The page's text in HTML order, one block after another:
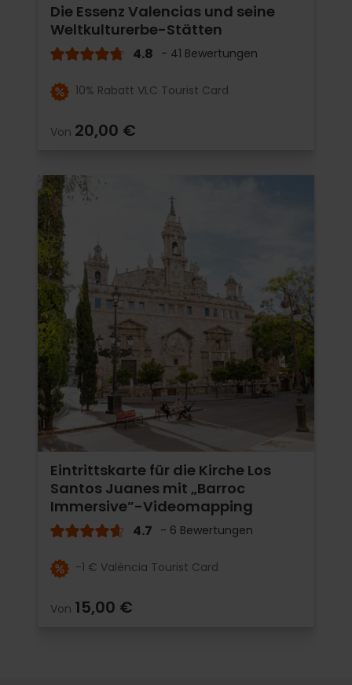
Die Essenz Valencias und seine
Weltkulturerbe-Stätten
4.8 - 41 Bewertungen
10% Rabatt VLC Tourist Card
Von 20,00 €
Eintrittskarte für die Kirche Los
Santos Juanes mit „Barroc
Immersive”-Videomapping
4.7 - 6 Bewertungen
-1 € València Tourist Card
Von 15,00 €